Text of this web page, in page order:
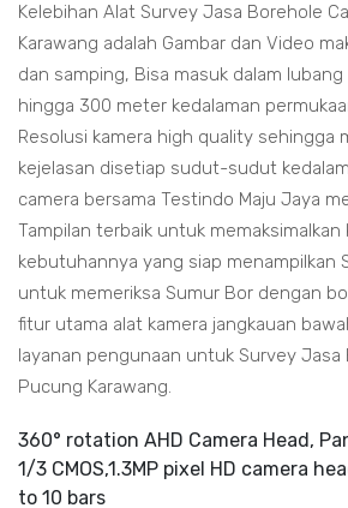
Kelebihan Alat Survey Jasa Borehole
Karawang adalah Gambar dan Video
dan samping, Bisa masuk dalam lubang
hingga 300 meter kedalaman
Resolusi kamera high quality sehingga
kejelasan disetiap sudut-sudut
camera bersama Testindo Maju Jaya
Tampilan terbaik untuk memaksimalkan
kebutuhannya yang siap menampilkan
untuk memeriksa Sumur Bor dengan
fitur utama alat kamera jangkauan
layanan pengunaan untuk Survey Jasa
Pucung Karawang.
360° rotation AHD Camera Head,
1/3 CMOS,1.3MP pixel HD camera
to 10 bars